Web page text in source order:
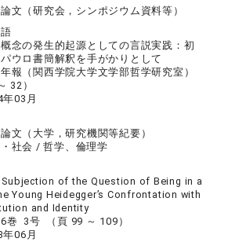
文（研究会，シンポジウム資料等）
念の発生的起源としての言説実践：初
ウロ書簡解釈を手がかりとして
報（関西学院大学文学部哲学研究室）
32）
年03月
文（大学，研究機関等紀要）
社会 / 哲学、倫理学
Subjection of the Question of Being in a
Young Heidegger’s Confrontation with
and Identity
巻 3号 （頁 99 ～ 109）
年06月